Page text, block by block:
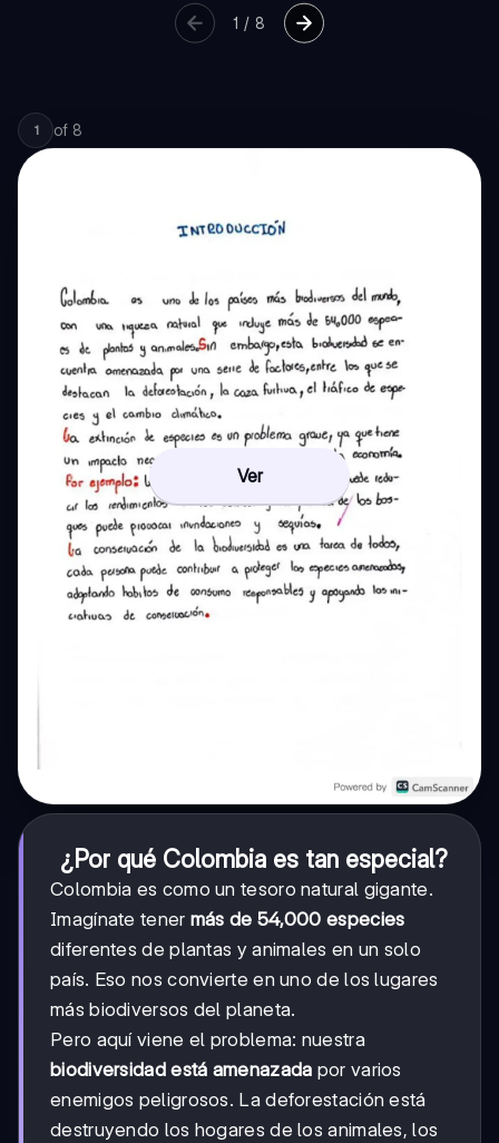
1 / 8
1 of 8
Ver
¿Por qué Colombia es tan especial?
Colombia es como un tesoro natural gigante.
Imagínate tener más de 54,000 especies
diferentes de plantas y animales en un solo
país. Eso nos convierte en uno de los lugares
más biodiversos del planeta.
Pero aquí viene el problema: nuestra
biodiversidad está amenazada por varios
enemigos peligrosos. La deforestación está
destruyendo los hogares de los animales, los